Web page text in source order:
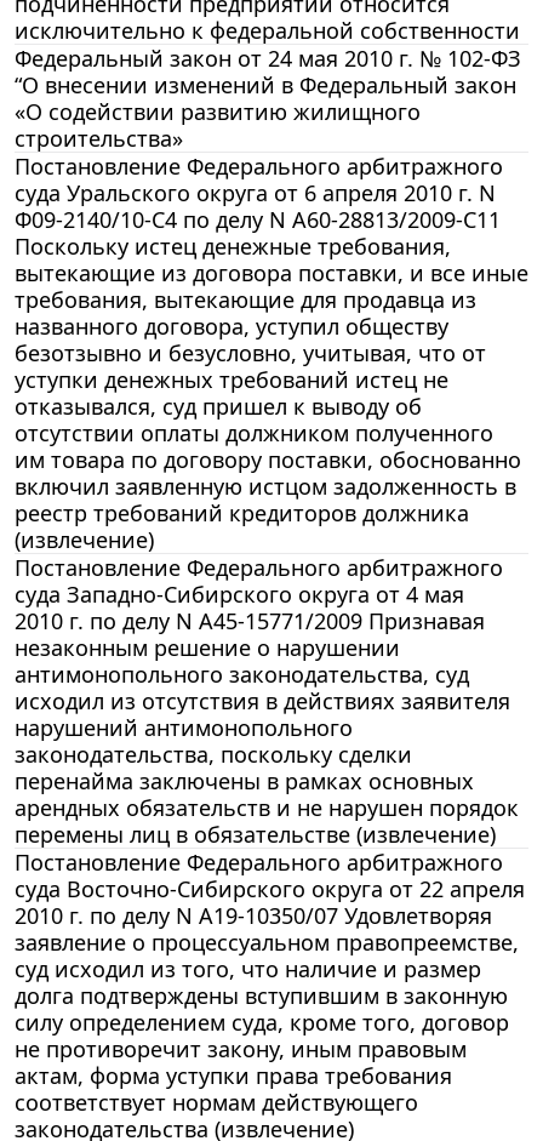
исключительно к федеральной собственности
Федеральный закон от 24 мая 2010 г. № 102-ФЗ
“О внесении изменений в Федеральный закон
«О содействии развитию жилищного
строительства»
Постановление Федерального арбитражного
суда Уральского округа от 6 апреля 2010 г. N
Ф09-2140/10-С4 по делу N А60-28813/2009-С11
Поскольку истец денежные требования,
вытекающие из договора поставки, и все иные
требования, вытекающие для продавца из
названного договора, уступил обществу
безотзывно и безусловно, учитывая, что от
уступки денежных требований истец не
отказывался, суд пришел к выводу об
отсутствии оплаты должником полученного
им товара по договору поставки, обоснованно
включил заявленную истцом задолженность в
реестр требований кредиторов должника
(извлечение)
Постановление Федерального арбитражного
суда Западно-Сибирского округа от 4 мая
2010 г. по делу N А45-15771/2009 Признавая
незаконным решение о нарушении
антимонопольного законодательства, суд
исходил из отсутствия в действиях заявителя
нарушений антимонопольного
законодательства, поскольку сделки
перенайма заключены в рамках основных
арендных обязательств и не нарушен порядок
перемены лиц в обязательстве (извлечение)
Постановление Федерального арбитражного
суда Восточно-Сибирского округа от 22 апреля
2010 г. по делу N А19-10350/07 Удовлетворяя
заявление о процессуальном правопреемстве,
суд исходил из того, что наличие и размер
долга подтверждены вступившим в законную
силу определением суда, кроме того, договор
не противоречит закону, иным правовым
актам, форма уступки права требования
соответствует нормам действующего
законодательства (извлечение)